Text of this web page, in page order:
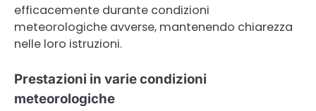
efficacemente durante condizioni
meteorologiche avverse, mantenendo chiarezza
nelle loro istruzioni.
Prestazioni in varie condizioni
meteorologiche